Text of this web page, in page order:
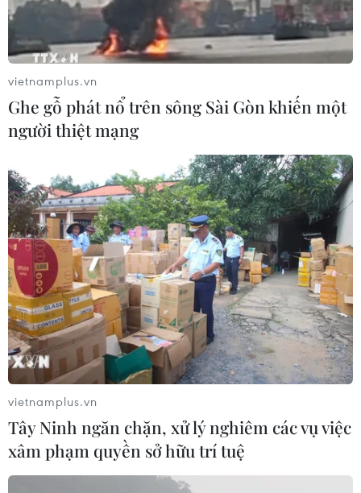
vietnamplus.vn
Ghe gỗ phát nổ trên sông Sài Gòn khiến một
người thiệt mạng
vietnamplus.vn
Tây Ninh ngăn chặn, xử lý nghiêm các vụ việc
xâm phạm quyền sở hữu trí tuệ